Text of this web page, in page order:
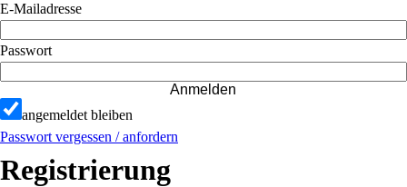
E-Mailadresse
Passwort
Anmelden
angemeldet bleiben
Passwort vergessen / anfordern
Registrierung